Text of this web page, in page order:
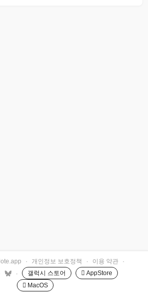
· 개인정보 보호정책 · 이용 약관
·
· 갤럭시 스토어
 AppStore
 MacOS